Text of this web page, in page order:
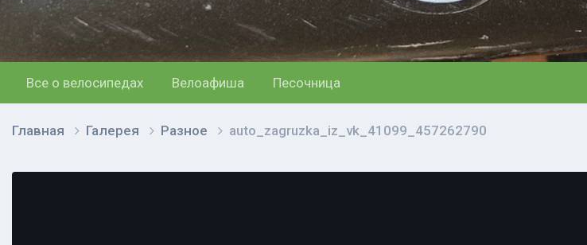
Все о велосипедах Велоафиша Песочница
Главная Галерея Разное auto_zagruzka_iz_vk_41099_457262790